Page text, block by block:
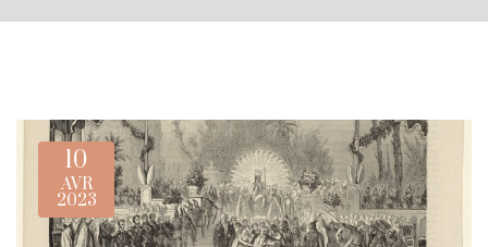
10
AVR
2023